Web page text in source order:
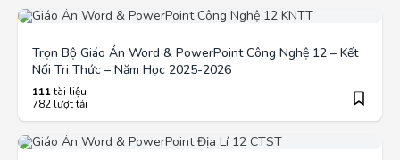
Trọn Bộ Giáo Án Word & PowerPoint Công Nghệ 12 – Kết
Nối Tri Thức – Năm Học 2025-2026
111tài liệu
782 lượt tải